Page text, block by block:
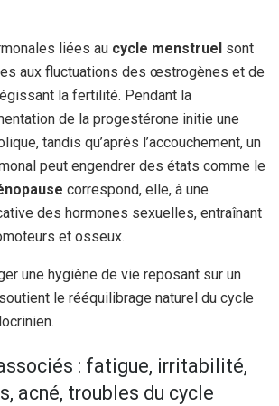
liées au cycle menstruel sont
aux fluctuations des œstrogènes et de
la fertilité. Pendant la
de la progestérone initie une
tandis qu’après l’accouchement, un
peut engendrer des états comme le
correspond, elle, à une
des hormones sexuelles, entraînant
et osseux.
une hygiène de vie reposant sur un
le rééquilibrage naturel du cycle
: fatigue, irritabilité,
acné, troubles du cycle